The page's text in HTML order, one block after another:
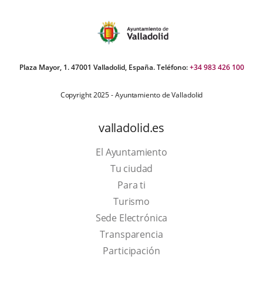
Plaza Mayor, 1. 47001 Valladolid, España. Teléfono:+34 983 426 100
Copyright 2025 - Ayuntamiento de Valladolid
valladolid.es
El Ayuntamiento
Tu ciudad
Para ti
TurismoThis
link
will
open
Sede Electrónica
Transparencia
Participación